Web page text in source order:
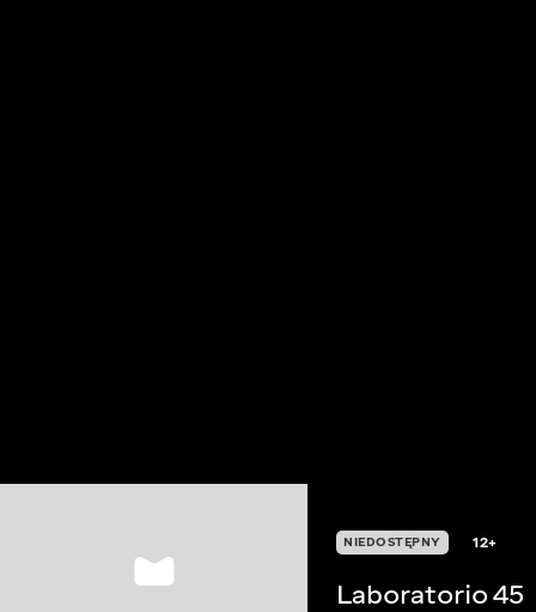
NIEDOSTĘPNY 12+
Laboratorio 45